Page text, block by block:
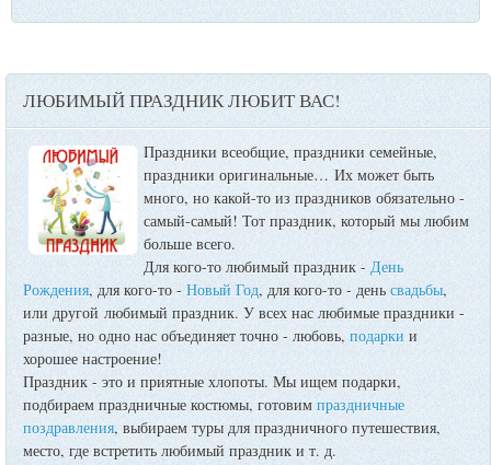
ЛЮБИМЫЙ ПРАЗДНИК ЛЮБИТ ВАС!
Праздники всеобщие, праздники семейные,
праздники оригинальные… Их может быть
много, но какой-то из праздников обязательно -
самый-самый! Тот праздник, который мы любим
больше всего.
Для кого-то любимый праздник - День
Рождения, для кого-то -Новый Год, для кого-то - деньсвадьбы,
или другой любимый праздник. У всех нас любимые праздники -
разные, но одно нас объединяет точно - любовь,подаркии
хорошее настроение!
Праздник - это и приятные хлопоты. Мы ищем подарки,
подбираем праздничные костюмы, готовимпраздничные
поздравления, выбираем туры для праздничного путешествия,
место, где встретить любимый праздник и т. д.